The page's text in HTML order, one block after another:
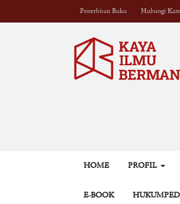
Penerbitan Buku Hubungi
HOME PROFIL
E-BOOK